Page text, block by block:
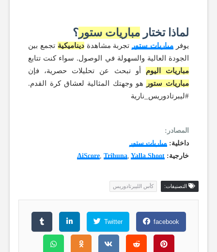
لماذا تختارمباريات ستور؟
يوفر مباريات ستورتجربة مشاهدةديناميكية تجمع بين
الجودة العالية والسهولة في الوصول. سواء كنت تتابع
مباريات اليوم أو تبحث عن تحليلات حصرية، فإن
مباريات ستور
هو وجهتك المثالية لعشاق كرة القدم.
#ليبرتادوريس_نارية
المصادر:
داخلية: مباريات ستور
خارجية:
AiScore, Tribuna, Yalla Shoot
التصنيفات: كأس الليبرتادوريس
facebook
Twitter